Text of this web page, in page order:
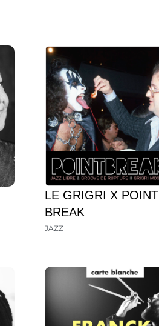
LE GRIGRI X POINT
BREAK
JAZZ